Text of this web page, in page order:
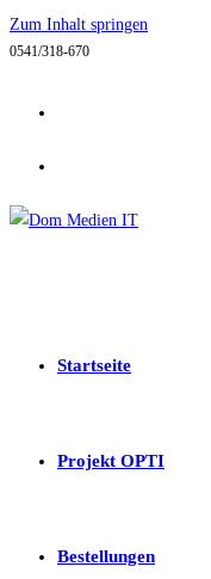
Zum Inhalt springen
0541/318-670
Startseite
Projekt OPTI
Bestellungen